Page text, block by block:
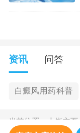
资讯 问答
白癜风用药科普
当前位置： 上饶主页>